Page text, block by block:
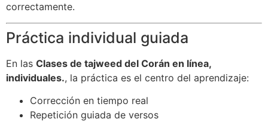
correctamente.
Práctica individual guiada
En las Clases de tajweed del Corán en línea,
individuales., la práctica es el centro del aprendizaje:
Corrección en tiempo real
Repetición guiada de versos